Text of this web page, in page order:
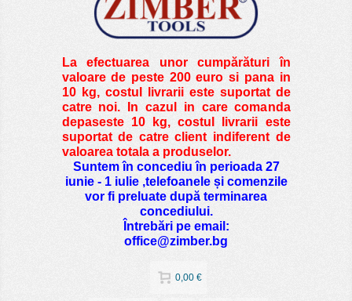
La efectuarea unor cumpărături în
valoare de peste200 euro si pana in
10 kg, costul livrarii este suportat de
catre noi. In cazul in care comanda
depaseste 10 kg, costul livrarii este
suportat de catre client indiferent de
valoarea totala a produselor.
Suntem în concediu în perioada 27
iunie - 1 iulie ,telefoanele și comenzile
vor fi preluate după terminarea
concediului.
Întrebări pe email:
office@zimber.bg
0,00 €